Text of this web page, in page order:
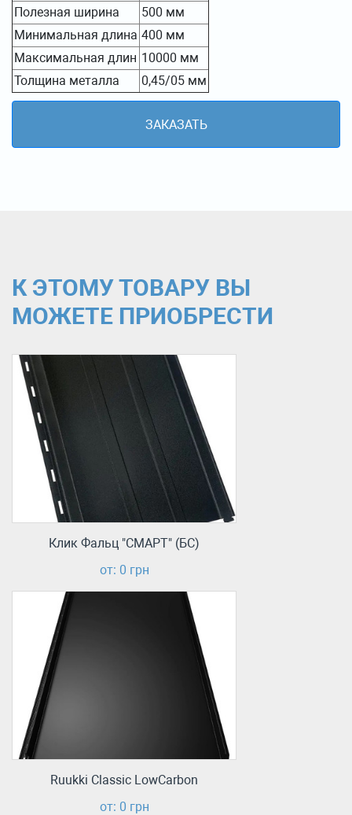
Полезная ширина
500 мм
Минимальная длина 400 мм
Максимальная длин 10000 мм
Толщина металла
0,45/05 мм
ЗАКАЗАТЬ
К ЭТОМУ ТОВАРУ ВЫ
МОЖЕТЕ ПРИОБРЕСТИ
Клик Фальц "СМАРТ" (БС)
от: 0 грн
Ruukki Classic LowCarbon
от: 0 грн